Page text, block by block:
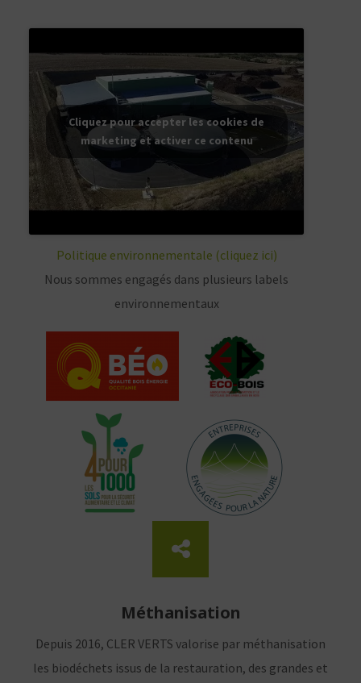
Cliquez pour accepter les cookies de
marketing et activer ce contenu
Politique environnementale (cliquez ici)
Nous sommes engagés dans plusieurs labels
environnementaux
Méthanisation
Depuis 2016, CLER VERTS valorise par méthanisation
les biodéchets issus de la restauration, des grandes et